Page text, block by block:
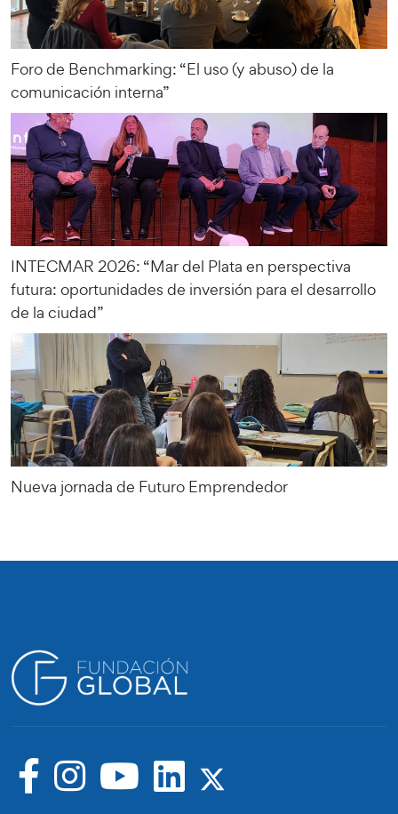
Foro de Benchmarking: “El uso (y abuso) de la
comunicación interna”
INTECMAR 2026: “Mar del Plata en perspectiva
futura: oportunidades de inversión para el desarrollo
de la ciudad”
Nueva jornada de Futuro Emprendedor